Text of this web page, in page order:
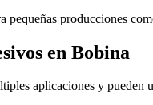
pequeñas producciones
en Bobina
aplicaciones y